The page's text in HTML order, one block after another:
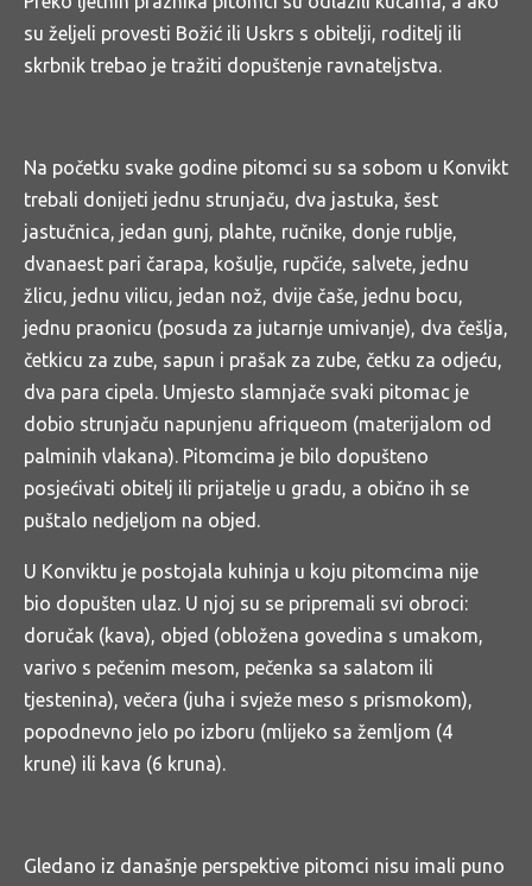
su željeli provesti Božić ili Uskrs s obitelji, roditelj ili
skrbnik trebao je tražiti dopuštenje ravnateljstva.
Na početku svake godine pitomci su sa sobom u Konvikt
trebali donijeti jednu strunjaču, dva jastuka, šest
jastučnica, jedan gunj, plahte, ručnike, donje rublje,
dvanaest pari čarapa, košulje, rupčiće, salvete, jednu
žlicu, jednu vilicu, jedan nož, dvije čaše, jednu bocu,
jednu praonicu (posuda za jutarnje umivanje), dva češlja,
četkicu za zube, sapun i prašak za zube, četku za odjeću,
dva para cipela. Umjesto slamnjače svaki pitomac je
dobio strunjaču napunjenu afriqueom (materijalom od
palminih vlakana). Pitomcima je bilo dopušteno
posjećivati obitelj ili prijatelje u gradu, a obično ih se
puštalo nedjeljom na objed.
U Konviktu je postojala kuhinja u koju pitomcima nije
bio dopušten ulaz. U njoj su se pripremali svi obroci:
doručak (kava), objed (obložena govedina s umakom,
varivo s pečenim mesom, pečenka sa salatom ili
tjestenina), večera (juha i svježe meso s prismokom),
popodnevno jelo po izboru (mlijeko sa žemljom (4
krune) ili kava (6 kruna).
Gledano iz današnje perspektive pitomci nisu imali puno